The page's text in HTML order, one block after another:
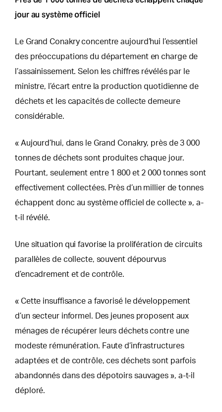
jour au système officiel
Le Grand Conakry concentre aujourd’hui l’essentiel
des préoccupations du département en charge de
l’assainissement. Selon les chiffres révélés par le
ministre, l’écart entre la production quotidienne de
déchets et les capacités de collecte demeure
considérable.
« Aujourd’hui, dans le Grand Conakry, près de 3 000
tonnes de déchets sont produites chaque jour.
Pourtant, seulement entre 1 800 et 2 000 tonnes sont
effectivement collectées. Près d’un millier de tonnes
échappent donc au système officiel de collecte », a-
t-il révélé.
Une situation qui favorise la prolifération de circuits
parallèles de collecte, souvent dépourvus
d’encadrement et de contrôle.
« Cette insuffisance a favorisé le développement
d’un secteur informel. Des jeunes proposent aux
ménages de récupérer leurs déchets contre une
modeste rémunération. Faute d’infrastructures
adaptées et de contrôle, ces déchets sont parfois
abandonnés dans des dépotoirs sauvages », a-t-il
déploré.